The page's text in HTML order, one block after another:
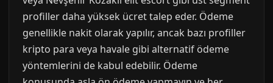
profiller daha yüksek ücret talep eder. Ödeme
genellikle nakit olarak yapılır, ancak bazı profiller
kripto para veya havale gibi alternatif ödeme
yöntemlerini de kabul edebilir. Ödeme